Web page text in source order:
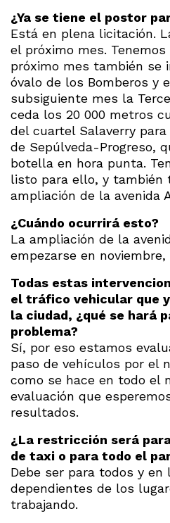
¿Ya se tiene el postor
Está en plena licitación.
el próximo mes.
próximo mes también se
óvalo de los Bomberos y
subsiguiente mes la
ceda los 20 000 metros
del cuartel Salaverry
de Sepúlveda-Progreso,
botella en hora punta.
listo para ello, y también
ampliación de la avenida
¿Cuándo ocurrirá esto?
La ampliación de la
empezarse en
Todas estas
el tráfico vehicular que
la ciudad, ¿qué se hará
problema?
Sí, por eso estamos
paso de vehículos por el
como se hace en todo el
evaluación que
resultados.
¿La restricción será
de taxi o para todo el
Debe ser para todos y en
dependientes de los
trabajando.